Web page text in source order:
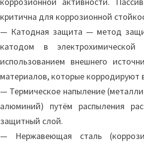
критична для коррозионной
— Катодная защита — метод
катодом в
использованием внешнего
материалов, которые
— Термическое напыление
алюминий) путём распыления
защитный слой.
— Нержавеющая сталь